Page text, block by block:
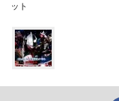
ット